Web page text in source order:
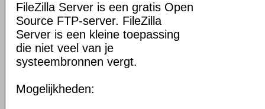
FileZilla Server is een gratis Open
Source FTP-server. FileZilla
Server is een kleine toepassing
die niet veel van je
systeembronnen vergt.
Mogelijkheden: